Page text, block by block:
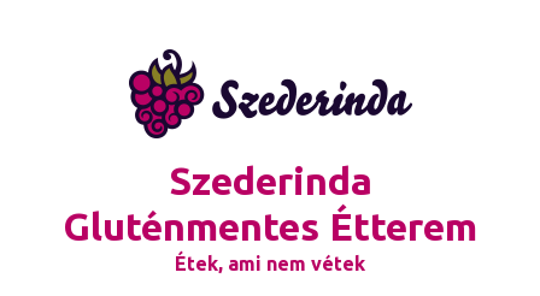
Szederinda
Gluténmentes Étterem
Étek, ami nem vétek